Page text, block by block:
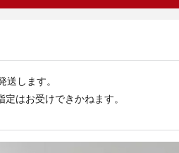
します。
はお受けできかねます。